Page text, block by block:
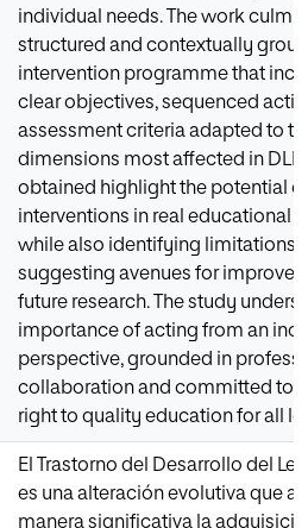
individual needs. The work
structured and contextually
intervention programme that
clear objectives, sequenced
assessment criteria adapted to
dimensions most affected in
obtained highlight the potential
interventions in real educational
while also identifying limitations
suggesting avenues for
future research. The study
importance of acting from an
perspective, grounded in
collaboration and committed to
right to quality education for all
El Trastorno del Desarrollo del
es una alteración evolutiva que
manera significativa la